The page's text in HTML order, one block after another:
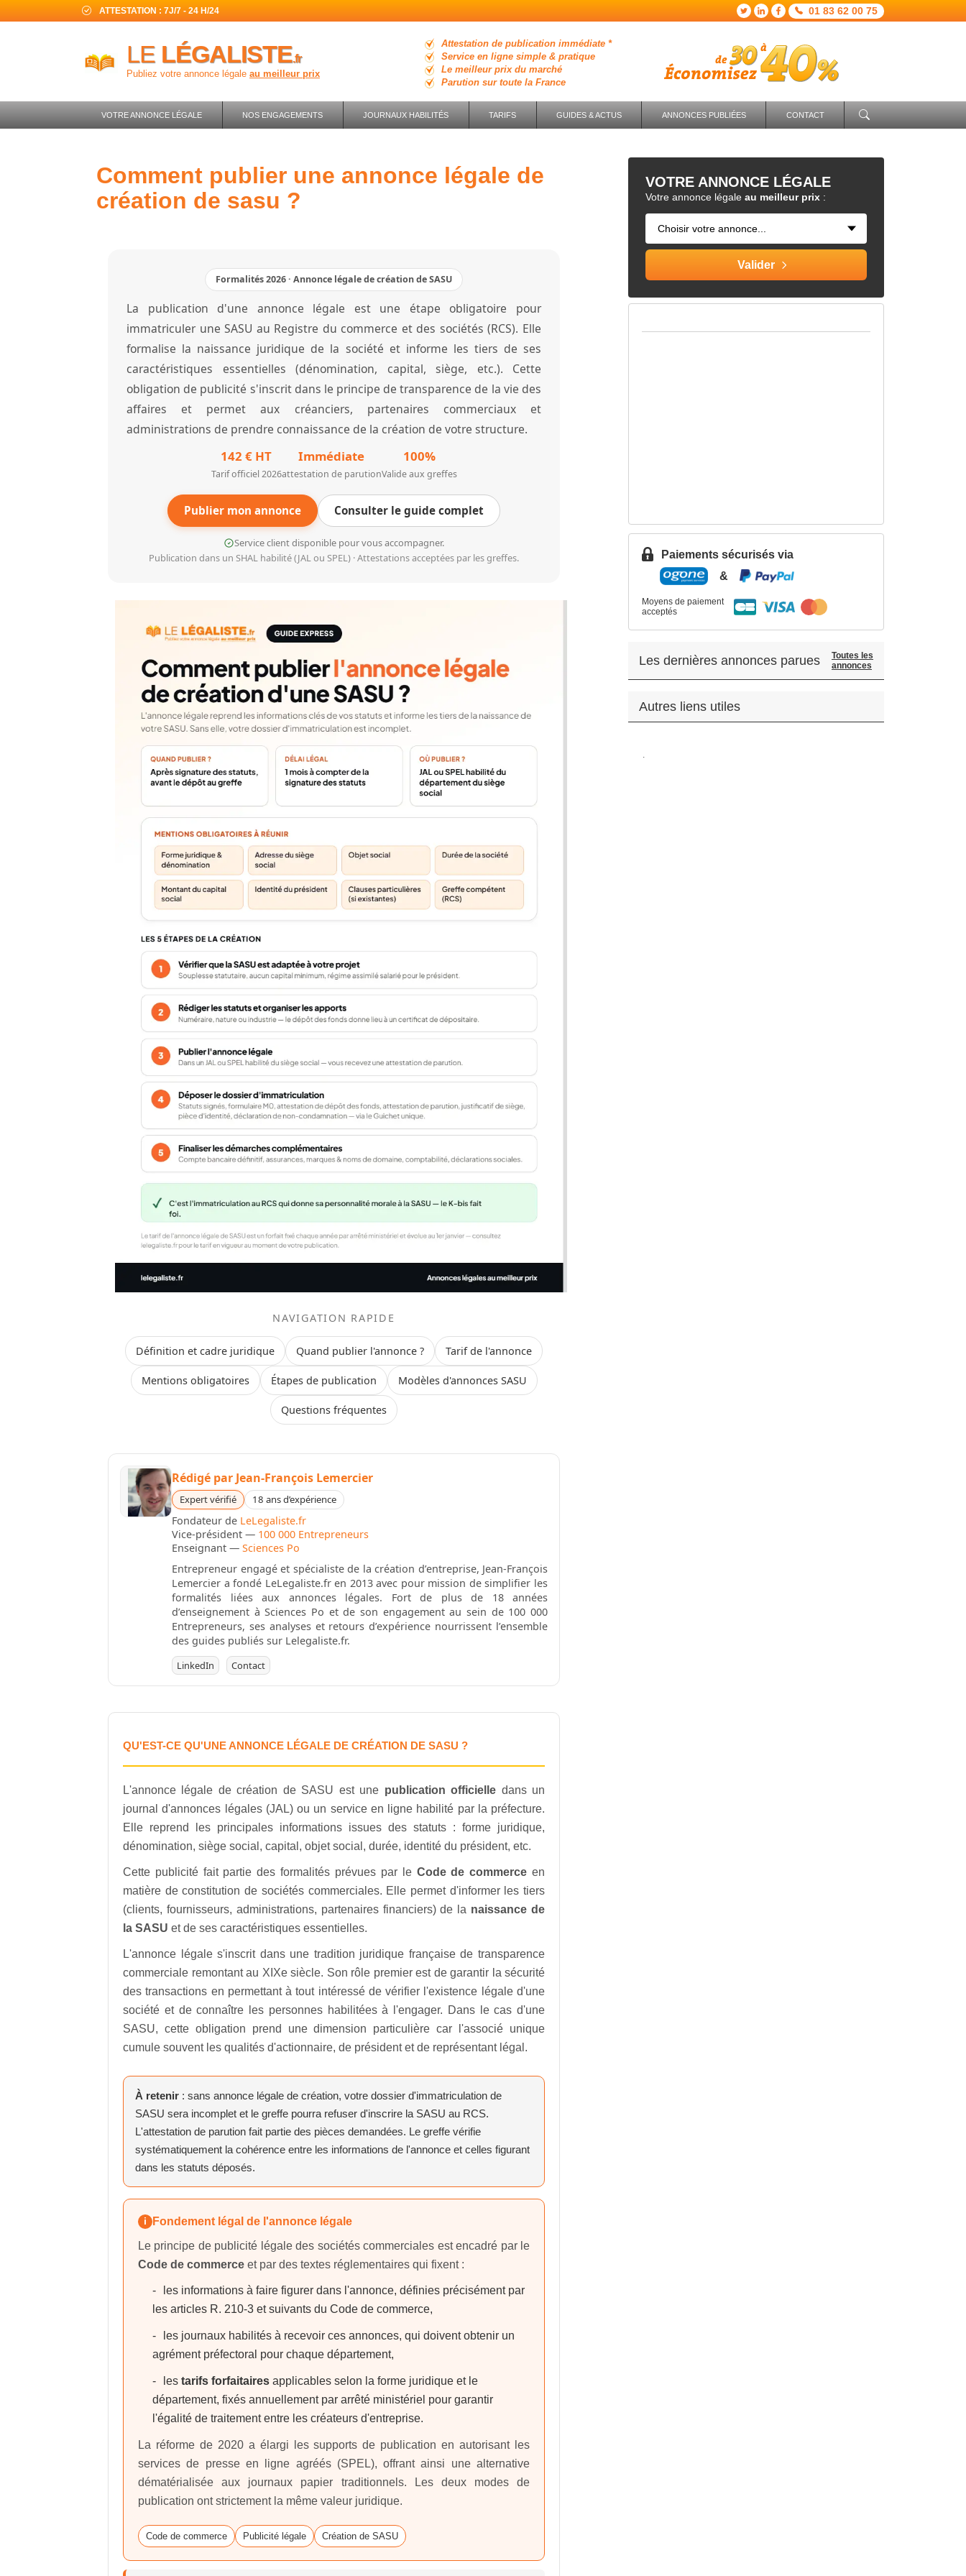
ATTESTATION : 7J/7 - 24 H/24 01 83 62 00 75
LE LÉGALISTE.fr
Publiez votre annonce légale au meilleur prix
Attestation de publication immédiate *
Service en ligne simple & pratique
Le meilleur prix du marché
Parution sur toute la France
VOTRE ANNONCE LÉGALE NOS ENGAGEMENTS JOURNAUX HABILITÉS TARIFS GUIDES & ACTUS ANNONCES PUBLIÉES CONTACT
comment publier une annonce légale de
création de sasu ?
Formalités 2026 · Annonce légale de création de SASU
La publication d'une annonce légale est une étape obligatoire pour
immatriculer une SASU au Registre du commerce et des sociétés (RCS). Elle
formalise la naissance juridique de la société et informe les tiers de ses
caractéristiques essentielles (dénomination, capital, siège, etc.). Cette
obligation de publicité s'inscrit dans le principe de transparence de la vie des
affaires et permet aux créanciers, partenaires commerciaux et
administrations de prendre connaissance de la création de votre structure.
142 € HT
Tarif officiel 2026
Immédiate
attestation de parution
100%
Valide aux greffes
Publier mon annonce Consulter le guide complet
Service client disponible pour vous accompagner.
Publication dans un SHAL habilité (JAL ou SPEL) · Attestations acceptées par les greffes.
NAVIGATION RAPIDE
Définition et cadre juridique Quand publier l'annonce ? Tarif de l'annonce
Mentions obligatoires Étapes de publication Modèles d'annonces SASU
Questions fréquentes
Rédigé par Jean-François Lemercier
Expert vérifié 18 ans d’expérience
Fondateur de LeLegaliste.fr
Vice-président — 100 000 Entrepreneurs
Enseignant — Sciences Po
Entrepreneur engagé et spécialiste de la création d’entreprise, Jean-François
Lemercier a fondé LeLegaliste.fr en 2013 avec pour mission de simplifier les
formalités liées aux annonces légales. Fort de plus de 18 années
d’enseignement à Sciences Po et de son engagement au sein de 100 000
Entrepreneurs, ses analyses et retours d’expérience nourrissent l’ensemble
des guides publiés sur Lelegaliste.fr.
LinkedIn Contact
QU'EST-CE QU'UNE ANNONCE LÉGALE DE CRÉATION DE SASU ?
L'annonce légale de création de SASU est une publication officielle dans un
journal d'annonces légales (JAL) ou un service en ligne habilité par la préfecture.
Elle reprend les principales informations issues des statuts : forme juridique,
dénomination, siège social, capital, objet social, durée, identité du président, etc.
Cette publicité fait partie des formalités prévues par le Code de commerce en
matière de constitution de sociétés commerciales. Elle permet d'informer les tiers
(clients, fournisseurs, administrations, partenaires financiers) de la naissance de
la SASU et de ses caractéristiques essentielles.
L'annonce légale s'inscrit dans une tradition juridique française de transparence
commerciale remontant au XIXe siècle. Son rôle premier est de garantir la sécurité
des transactions en permettant à tout intéressé de vérifier l'existence légale d'une
société et de connaître les personnes habilitées à l'engager. Dans le cas d'une
SASU, cette obligation prend une dimension particulière car l'associé unique
cumule souvent les qualités d'actionnaire, de président et de représentant légal.
À retenir : sans annonce légale de création, votre dossier d'immatriculation de
SASU sera incomplet et le greffe pourra refuser d'inscrire la SASU au RCS.
L'attestation de parution fait partie des pièces demandées. Le greffe vérifie
systématiquement la cohérence entre les informations de l'annonce et celles figurant
dans les statuts déposés.
i
Fondement légal de l'annonce légale
Le principe de publicité légale des sociétés commerciales est encadré par le
Code de commerce et par des textes réglementaires qui fixent :
les informations à faire figurer dans l'annonce, définies précisément par
les articles R. 210-3 et suivants du Code de commerce,
les journaux habilités à recevoir ces annonces, qui doivent obtenir un
agrément préfectoral pour chaque département,
les tarifs forfaitaires applicables selon la forme juridique et le
département, fixés annuellement par arrêté ministériel pour garantir
l'égalité de traitement entre les créateurs d'entreprise.
La réforme de 2020 a élargi les supports de publication en autorisant les
services de presse en ligne agréés (SPEL), offrant ainsi une alternative
dématérialisée aux journaux papier traditionnels. Les deux modes de
publication ont strictement la même valeur juridique.
Code de commerce Publicité légale Création de SASU
VOTRE ANNONCE LÉGALE
Votre annonce légale au meilleur prix :
Paiements sécurisés via
&
Moyens de paiement
acceptés
Les dernières annonces parues
Toutes les
annonces
Autres liens utiles
.